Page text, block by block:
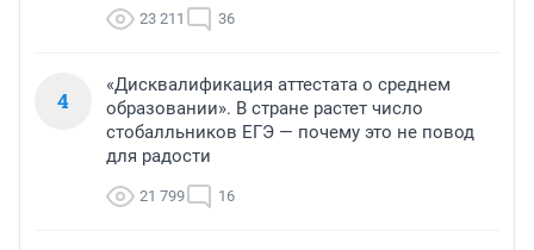
23 211 36
4
«Дисквалификация аттестата о среднем
образовании». В стране растет число
стобалльников ЕГЭ — почему это не повод
для радости
21 799 16